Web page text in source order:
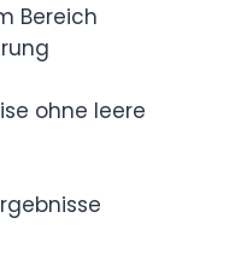
Bereich
ohne leere